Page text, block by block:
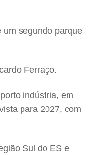
um segundo parque
Ferraço.
indústria, em
para 2027, com
Sul do ES e